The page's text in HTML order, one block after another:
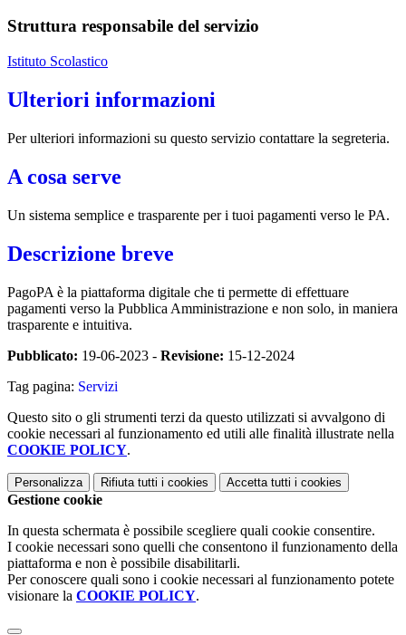
Struttura responsabile del servizio
Istituto Scolastico
Ulteriori informazioni
Per ulteriori informazioni su questo servizio contattare la segreteria.
A cosa serve
Un sistema semplice e trasparente per i tuoi pagamenti verso le PA.
Descrizione breve
PagoPA è la piattaforma digitale che ti permette di effettuare
pagamenti verso la Pubblica Amministrazione e non solo, in maniera
trasparente e intuitiva.
Pubblicato: 19-06-2023 - Revisione: 15-12-2024
Tag pagina: Servizi
Questo sito o gli strumenti terzi da questo utilizzati si avvalgono di
cookie necessari al funzionamento ed utili alle finalità illustrate nella
COOKIE POLICY.
Personalizza Rifiuta tutti i cookies Accetta tutti i cookies
Gestione cookie
In questa schermata è possibile scegliere quali cookie consentire.
I cookie necessari sono quelli che consentono il funzionamento della
piattaforma e non è possibile disabilitarli.
Per conoscere quali sono i cookie necessari al funzionamento potete
visionare la COOKIE POLICY.